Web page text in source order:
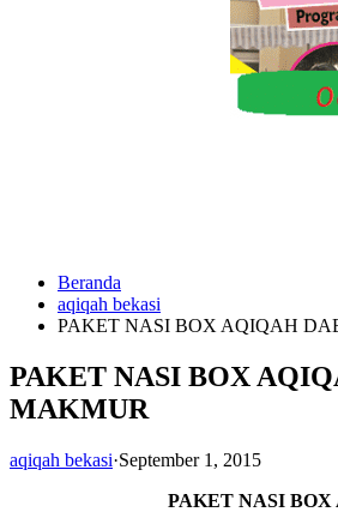
Beranda
aqiqah bekasi
PAKET NASI BOX AQIQAH
PAKET NASI BOX
MAKMUR
aqiqah bekasi·September 1, 2015
PAKET NASI